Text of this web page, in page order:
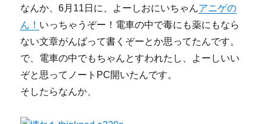
っ
た
け
ど
レ
ー
なんか、6月11日に、よーしおにいちゃんアニゲの
ん！ いっちゃうぞー！電車の中で毒にも薬にもなら
ない文章がんばって書くぞーとか思ってたんです。
で、電車の中でもちゃんとすわれたし、よーしいい
ぞと思ってノートPC開いたんです。
そしたらなんか、